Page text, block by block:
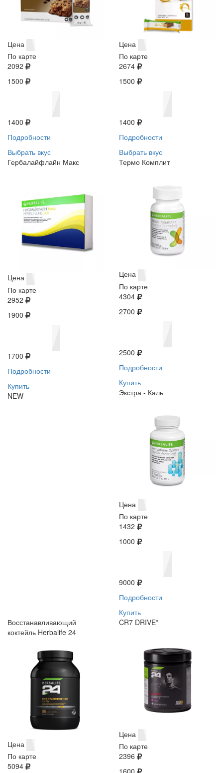
Цена
По карте
2092
1500
1400
Подробности
Выбрать вкус
Цена
По карте
2674
1500
1400
Подробности
Выбрать вкус
Гербалайфлайн Макс
Цена
По карте
2952
1900
1700
Подробности
Купить
NEW
Термо Комплит
Цена
По карте
4304
2700
2500
Подробности
Купить
Экстра - Каль
Цена
По карте
1432
1000
9000
Подробности
Купить
Восстанавливающий
коктейль Herbalife 24
Цена
По карте
5094
CR7 DRIVE*
Цена
По карте
2396